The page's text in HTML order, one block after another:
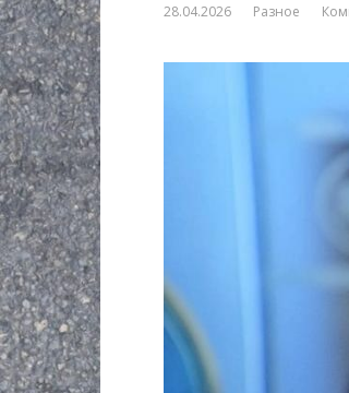
28.04.2026 Разное